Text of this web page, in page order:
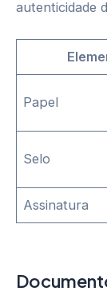
autenticidade
Papel
Selo
Assinatura